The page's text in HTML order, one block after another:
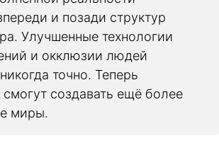
и позади структур
Улучшенные технологии
и окклюзии людей
точно. Теперь
смогут создавать ещё более
миры.